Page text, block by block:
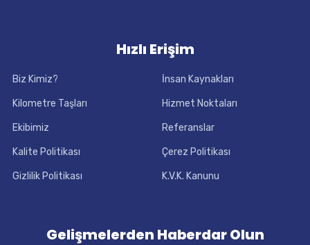
Hızlı Erişim
Biz Kimiz? İnsan Kaynakları
Kilometre Taşları Hizmet Noktaları
Ekibimiz Referanslar
Kalite Politikası Çerez Politikası
Gizlilik Politikası K.V.K. Kanunu
Gelişmelerden Haberdar Olun